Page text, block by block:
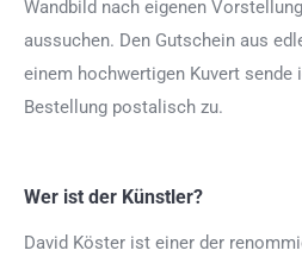
Wandbild nach eigenen
aussuchen. Den Gutschein aus
einem hochwertigen Kuvert sende
Bestellung postalisch zu.
Wer ist der Künstler?
David Köster ist einer der